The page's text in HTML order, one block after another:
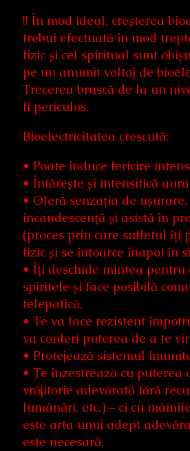
!! În mod ideal, creșterea
trebui efectuată în mod
fizic și cel spiritual sunt
pe un anumit voltaj de
Trecerea bruscă de la un
fi periculos.
Bioelectricitatea crescută:
• Poate induce fericire
• Întărește și intensifică aura
• Oferă senzația de
incandescență și asistă în
(proces prin care sufletul îți
fizic și se întoarce înapoi în
• Îți deschide mintea pentru
spiritele și face posibilă
telepatică.
• Te va face rezistent
va conferi puterea de a te
• Protejează sistemul
• Te înzestrează cu puterea
vrăjitorie adevărată fără
lumânări, etc.) – ci cu
este arta unui adept
este necesară.